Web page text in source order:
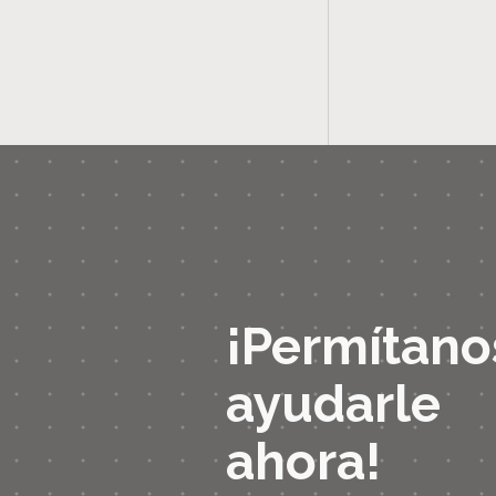
ayudarle
ahora!